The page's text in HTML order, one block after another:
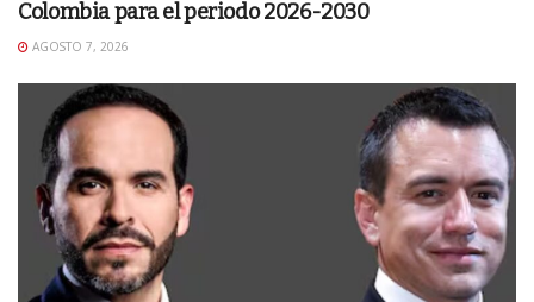
Colombia para el periodo 2026-2030
AGOSTO 7, 2026